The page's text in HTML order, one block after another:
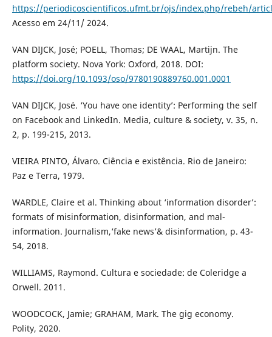
https://periodicoscientificos.ufmt.br/ojs/index.php/rebeh/
Acesso em 24/11/ 2024.
VAN DIJCK, José; POELL, Thomas; DE WAAL, Martijn. The
platform society. Nova York: Oxford, 2018. DOI:
https://doi.org/10.1093/oso/9780190889760.001.0001
VAN DIJCK, José. ‘You have one identity’: Performing the self
on Facebook and LinkedIn. Media, culture & society, v. 35, n.
2, p. 199-215, 2013.
VIEIRA PINTO, Álvaro. Ciência e existência. Rio de Janeiro:
Paz e Terra, 1979.
WARDLE, Claire et al. Thinking about ‘information disorder’:
formats of misinformation, disinformation, and mal-
information. Journalism,‘fake news’& disinformation, p. 43-
54, 2018.
WILLIAMS, Raymond. Cultura e sociedade: de Coleridge a
Orwell. 2011.
WOODCOCK, Jamie; GRAHAM, Mark. The gig economy.
Polity, 2020.